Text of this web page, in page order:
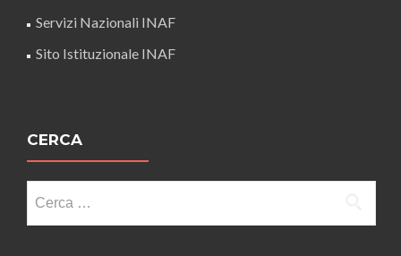
Servizi Nazionali INAF
Sito Istituzionale INAF
CERCA
per: